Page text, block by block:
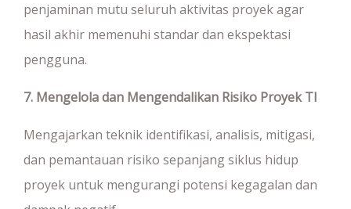
penjaminan mutu seluruh aktivitas proyek agar
hasil akhir memenuhi standar dan ekspektasi
pengguna.
7. Mengelola dan Mengendalikan Risiko Proyek TI
Mengajarkan teknik identifikasi, analisis, mitigasi,
dan pemantauan risiko sepanjang siklus hidup
proyek untuk mengurangi potensi kegagalan dan